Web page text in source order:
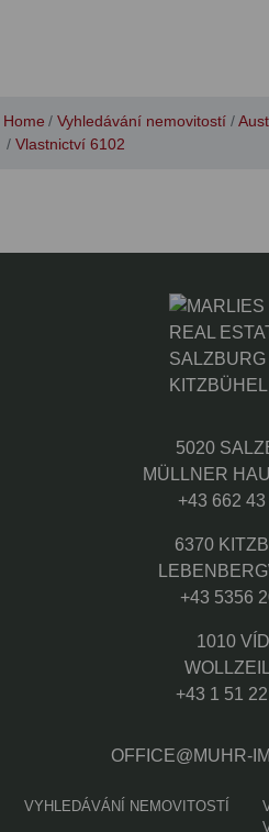
Home Vyhledávání nemovitostí
Vlastnictví 6102
5020
MÜLLNER
+43 662 43
6370
+43 5356
1010
+43 1 51
OFFICE@MUHR-
VYHLEDÁVÁNÍ NEMOVITOSTÍ